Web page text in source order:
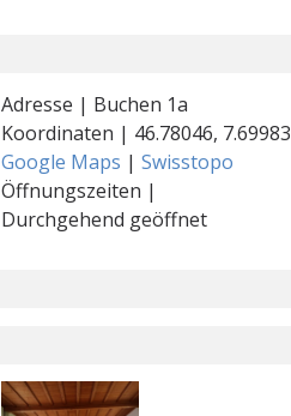
Adresse | Buchen 1a
Koordinaten | 46.78046, 7.69983
Google Maps | Swisstopo
Öffnungszeiten |
Durchgehend geöffnet